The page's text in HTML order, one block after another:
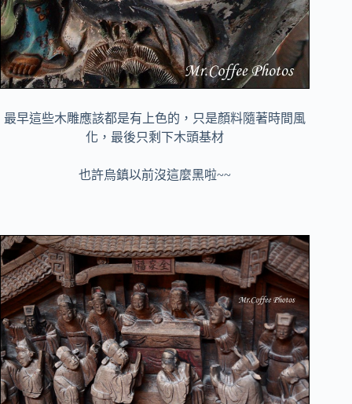
最早這些木雕應該都是有上色的，只是顏料隨著時間風
化，最後只剩下木頭基材
也許烏鎮以前沒這麼黑啦~~